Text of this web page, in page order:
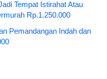
Tempat Istirahat Atau
Rp.1.250.000
Pemandangan Indah dan